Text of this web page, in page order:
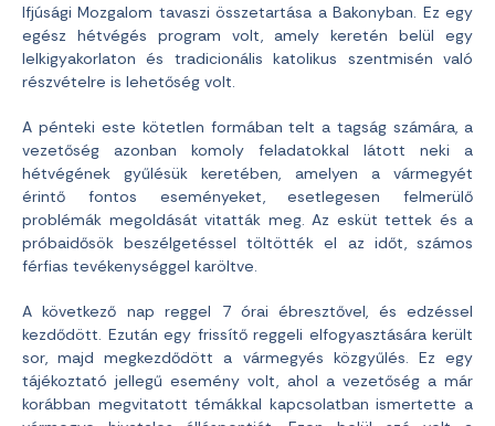
Ifjúsági Mozgalom tavaszi összetartása a Bakonyban. Ez egy
egész hétvégés program volt, amely keretén belül egy
lelkigyakorlaton és tradicionális katolikus szentmisén való
részvételre is lehetőség volt.
A pénteki este kötetlen formában telt a tagság számára, a
vezetőség azonban komoly feladatokkal látott neki a
hétvégének gyűlésük keretében, amelyen a vármegyét
érintő fontos eseményeket, esetlegesen felmerülő
problémák megoldását vitatták meg. Az esküt tettek és a
próbaidősök beszélgetéssel töltötték el az időt, számos
férfias tevékenységgel karöltve.
A következő nap reggel 7 órai ébresztővel, és edzéssel
kezdődött. Ezután egy frissítő reggeli elfogyasztására került
sor, majd megkezdődött a vármegyés közgyűlés. Ez egy
tájékoztató jellegű esemény volt, ahol a vezetőség a már
korábban megvitatott témákkal kapcsolatban ismertette a